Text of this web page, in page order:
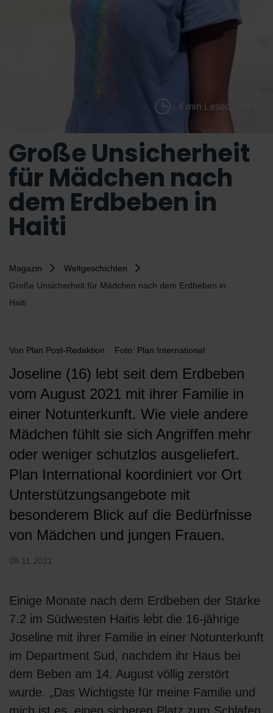
4 min Lesedauer
Große Unsicherheit
für Mädchen nach
dem Erdbeben in
Haiti
Magazin
Weltgeschichten
Große Unsicherheit für Mädchen nach dem Erdbeben in
Haiti
Von Plan Post-Redaktion Foto: Plan International
Joseline (16) lebt seit dem Erdbeben
vom August 2021 mit ihrer Familie in
einer Notunterkunft. Wie viele andere
Mädchen fühlt sie sich Angriffen mehr
oder weniger schutzlos ausgeliefert.
Plan International koordiniert vor Ort
Unterstützungsangebote mit
besonderem Blick auf die Bedürfnisse
von Mädchen und jungen Frauen.
09.11.2021
Einige Monate nach dem Erdbeben der Stärke
7.2 im Südwesten Haitis lebt die 16-jährige
Joseline mit ihrer Familie in einer Notunterkunft
im Department Sud, nachdem ihr Haus bei
dem Beben am 14. August völlig zerstört
wurde. „Das Wichtigste für meine Familie und